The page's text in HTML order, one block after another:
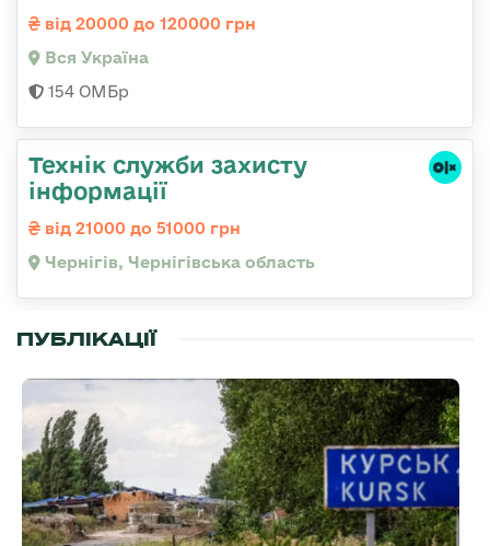
від 20000 до 120000 грн
Вся Україна
154 ОМБр
Технік служби захисту
інформації
від 21000 до 51000 грн
Чернігів, Чернігівська область
ПУБЛІКАЦІЇ